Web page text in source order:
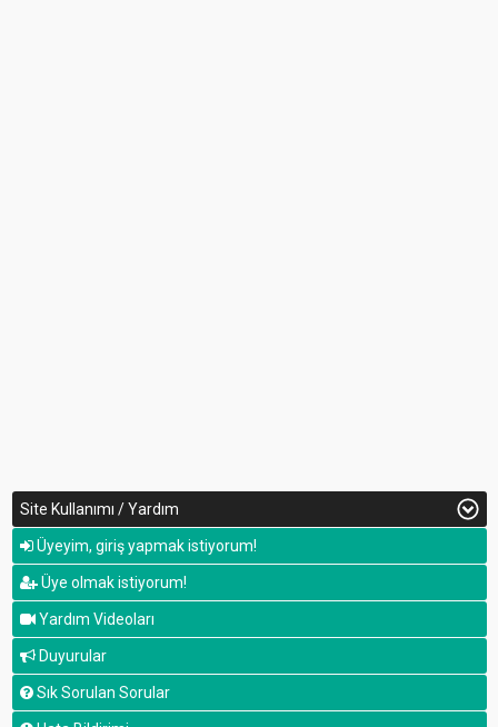
Site Kullanımı / Yardım
Üyeyim, giriş yapmak istiyorum!
Üye olmak istiyorum!
Yardım Videoları
Duyurular
Sık Sorulan Sorular